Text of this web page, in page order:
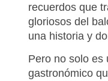
recuerdos que
gloriosos del
una historia y
Pero no solo es
gastronómico